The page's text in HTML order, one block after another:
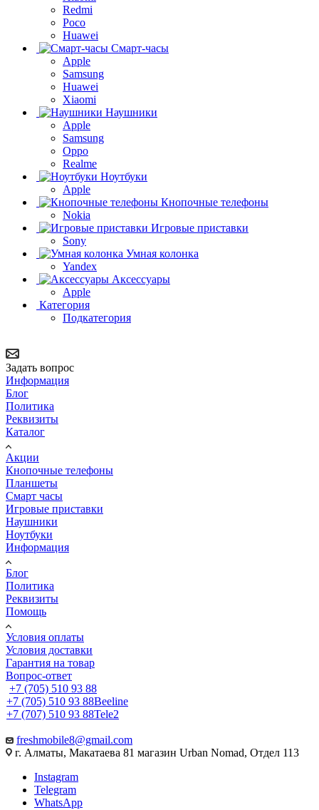
Redmi
Poco
Huawei
Смарт-часы
Apple
Samsung
Huawei
Xiaomi
Наушники
Apple
Samsung
Oppo
Realme
Ноутбуки
Apple
Кнопочные телефоны
Nokia
Игровые приставки
Sony
Умная колонка
Yandex
Аксессуары
Apple
Категория
Подкатегория
Задать вопрос
Информация
Блог
Политика
Реквизиты
Каталог
Акции
Кнопочные телефоны
Планшеты
Смарт часы
Игровые приставки
Наушники
Ноутбуки
Информация
Блог
Политика
Реквизиты
Помощь
Условия оплаты
Условия доставки
Гарантия на товар
Вопрос-ответ
+7 (705) 510 93 88
+7 (705) 510 93 88Beeline
+7 (707) 510 93 88Tele2
freshmobile8@gmail.com
г. Алматы, Макатаева 81 магазин Urban Nomad, Отдел 113
Instagram
Telegram
WhatsApp